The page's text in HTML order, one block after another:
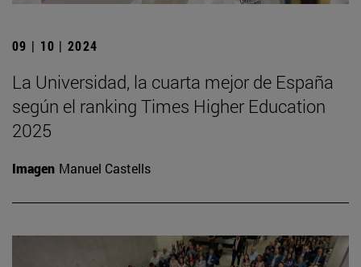
09 | 10 | 2024
La Universidad, la cuarta mejor de España
según el ranking Times Higher Education
2025
Imagen Manuel Castells